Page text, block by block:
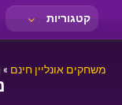
קטגוריות
משחקים אונליין חינם »